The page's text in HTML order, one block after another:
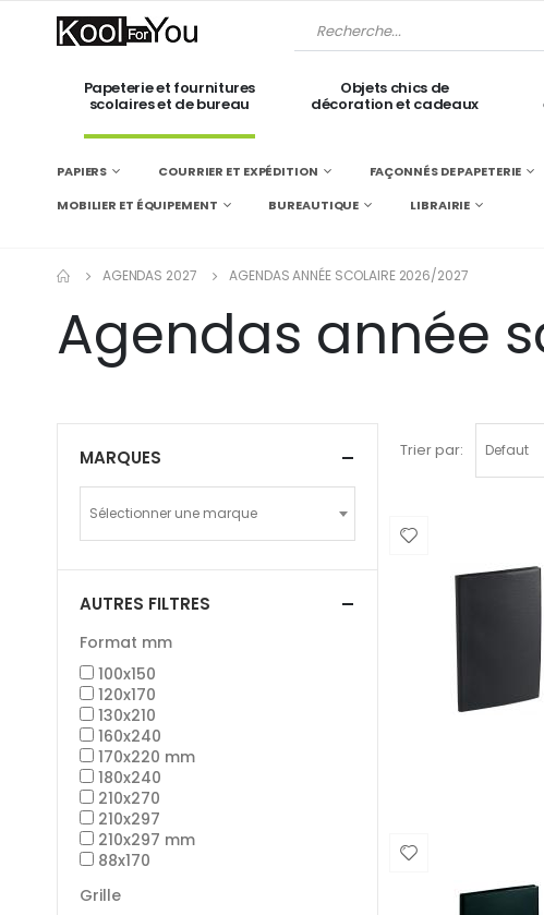
Papeterie et fournitures
scolaires et de bureau
Objets chics de
décoration et cadeaux
PAPIERS COURRIER ET EXPÉDITION FAÇONNÉS DE PAPETERIE
MOBILIER ET ÉQUIPEMENT
BUREAUTIQUE LIBRAIRIE
AGENDAS 2027 AGENDAS ANNÉE SCOLAIRE 2026/2027
Agendas année
Trier par: Defaut
MARQUES
Sélectionner une marque
AUTRES FILTRES
Format mm
100x150
120x170
130x210
160x240
170x220 mm
180x240
210x270
210x297
210x297 mm
88x170
Grille